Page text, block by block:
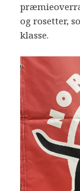
og rosetter,
klasse.